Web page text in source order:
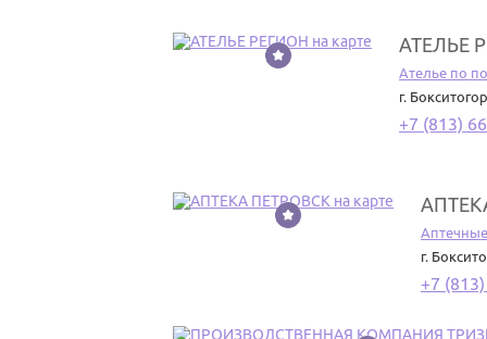
4 АТЕЛЬЕ
Ателье по
г.
+7 (813)
5
г.
+7